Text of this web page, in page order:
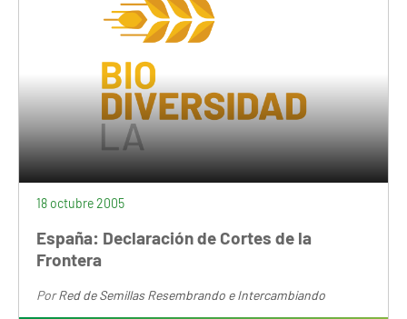
18 octubre 2005
España: Declaración de Cortes de la
Frontera
PorRed de Semillas Resembrando e Intercambiando